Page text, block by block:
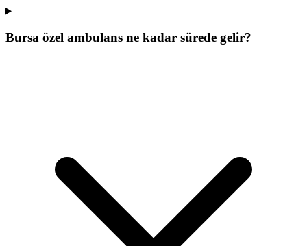
Bursa özel ambulans ne kadar sürede gelir?